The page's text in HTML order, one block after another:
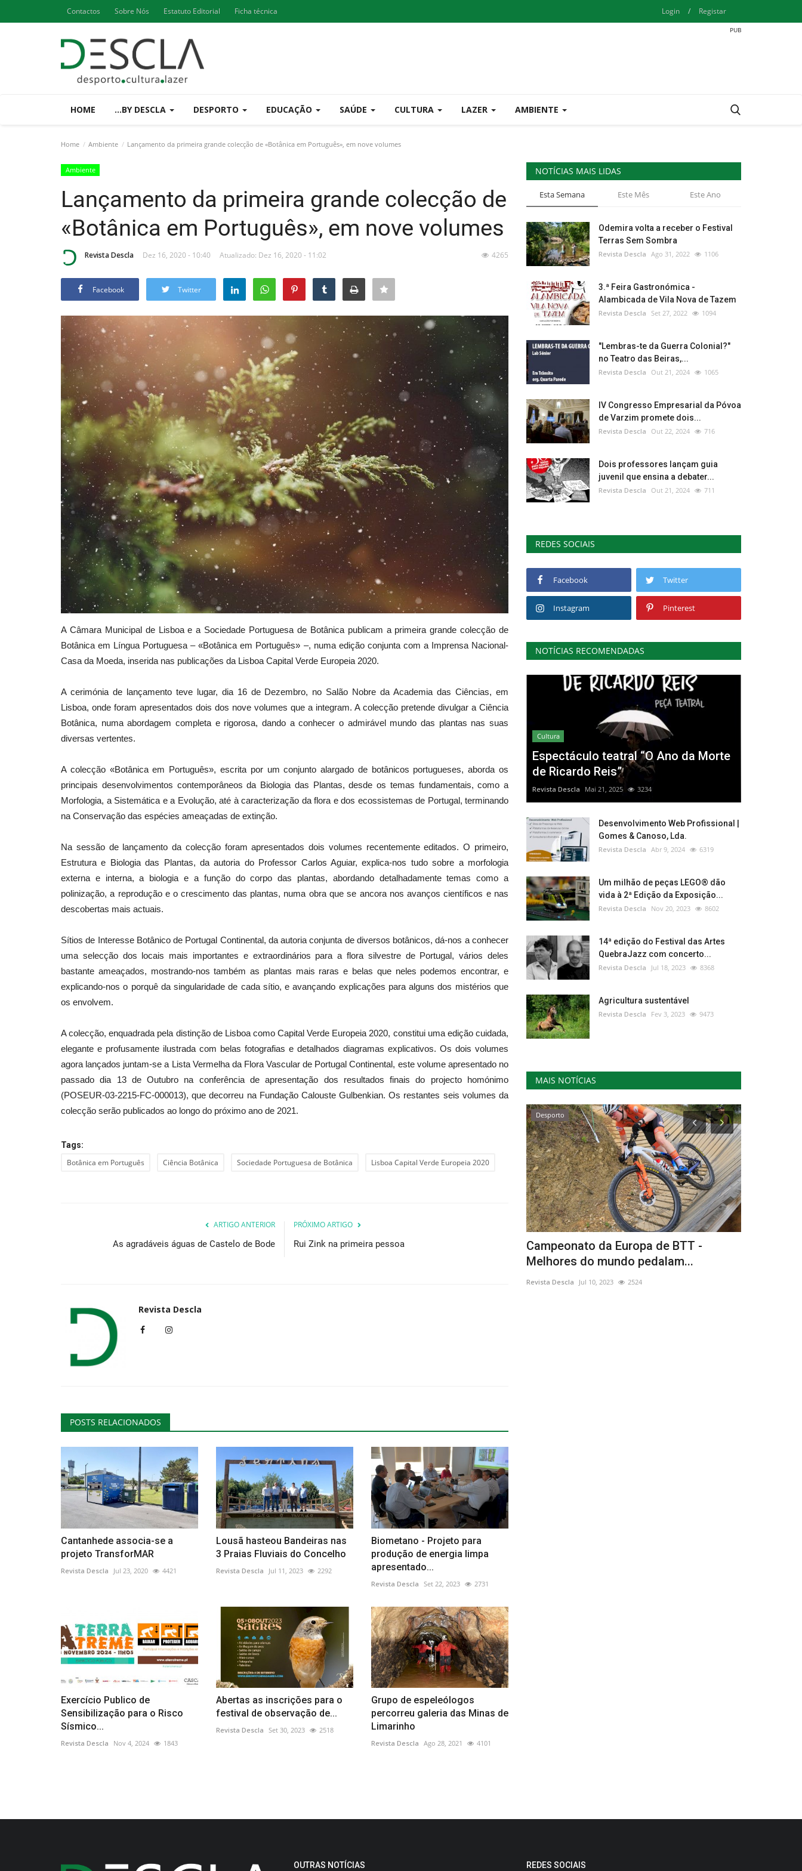
Contactos Sobre Nós Estatuto Editorial Ficha técnica Login / Registar
HOME ...BY DESCLA DESPORTO EDUCAÇÃO SAÚDE CULTURA LAZER AMBIENTE
Home Ambiente Lançamento da primeira grande colecção de «Botânica em Português», em nove volumes
Ambiente
Lançamento da primeira grande colecção de
«Botânica em Português», em nove volumes
Revista Descla Dez 16, 2020 - 10:40 Atualizado: Dez 16, 2020 - 11:02 4265
Facebook Twitter
A Câmara Municipal de Lisboa e a Sociedade Portuguesa de Botânica publicam a primeira grande colecção de
Botânica em Língua Portuguesa – «Botânica em Português» –, numa edição conjunta com a Imprensa Nacional-
Casa da Moeda, inserida nas publicações da Lisboa Capital Verde Europeia 2020.
A cerimónia de lançamento teve lugar, dia 16 de Dezembro, no Salão Nobre da Academia das Ciências, em
Lisboa, onde foram apresentados dois dos nove volumes que a integram. A colecção pretende divulgar a Ciência
Botânica, numa abordagem completa e rigorosa, dando a conhecer o admirável mundo das plantas nas suas
diversas vertentes.
A colecção «Botânica em Português», escrita por um conjunto alargado de botânicos portugueses, aborda os
principais desenvolvimentos contemporâneos da Biologia das Plantas, desde os temas fundamentais, como a
Morfologia, a Sistemática e a Evolução, até à caracterização da flora e dos ecossistemas de Portugal, terminando
na Conservação das espécies ameaçadas de extinção.
Na sessão de lançamento da colecção foram apresentados dois volumes recentemente editados. O primeiro,
Estrutura e Biologia das Plantas, da autoria do Professor Carlos Aguiar, explica-nos tudo sobre a morfologia
externa e interna, a biologia e a função do corpo das plantas, abordando detalhadamente temas como a
polinização, a reprodução e o crescimento das plantas, numa obra que se ancora nos avanços científicos e nas
descobertas mais actuais.
Sítios de Interesse Botânico de Portugal Continental, da autoria conjunta de diversos botânicos, dá-nos a conhecer
uma selecção dos locais mais importantes e extraordinários para a flora silvestre de Portugal, vários deles
bastante ameaçados, mostrando-nos também as plantas mais raras e belas que neles podemos encontrar, e
explicando-nos o porquê da singularidade de cada sítio, e avançando explicações para alguns dos mistérios que
os envolvem.
A colecção, enquadrada pela distinção de Lisboa como Capital Verde Europeia 2020, constitui uma edição cuidada,
elegante e profusamente ilustrada com belas fotografias e detalhados diagramas explicativos. Os dois volumes
agora lançados juntam-se a Lista Vermelha da Flora Vascular de Portugal Continental, este volume apresentado no
passado dia 13 de Outubro na conferência de apresentação dos resultados finais do projecto homónimo
(POSEUR-03-2215-FC-000013), que decorreu na Fundação Calouste Gulbenkian. Os restantes seis volumes da
colecção serão publicados ao longo do próximo ano de 2021.
Tags:
Botânica em Português Ciência Botânica Sociedade Portuguesa de Botânica Lisboa Capital Verde Europeia 2020
ARTIGO ANTERIOR
As agradáveis águas de Castelo de Bode
PRÓXIMO ARTIGO
Rui Zink na primeira pessoa
Revista Descla
POSTS RELACIONADOS
Cantanhede associa-se a
projeto TransforMAR
Revista Descla Jul 23, 2020 4421
Lousã hasteou Bandeiras nas
3 Praias Fluviais do Concelho
Revista Descla Jul 11, 2023 2292
Biometano - Projeto para
produção de energia limpa
apresentado...
Revista Descla Set 22, 2023 2731
Exercício Publico de
Sensibilização para o Risco
Sísmico...
Revista Descla Nov 4, 2024 1843
Abertas as inscrições para o
festival de observação de...
Revista Descla Set 30, 2023 2518
Grupo de espeleólogos
percorreu galeria das Minas de
Limarinho
Revista Descla Ago 28, 2021 4101
NOTÍCIAS MAIS LIDAS
Esta Semana Este Mês Este Ano
Odemira volta a receber o Festival
Terras Sem Sombra
Revista Descla Ago 31, 2022 1106
3.ª Feira Gastronómica -
Alambicada de Vila Nova de Tazem
Revista Descla Set 27, 2022 1094
"Lembras-te da Guerra Colonial?"
no Teatro das Beiras,...
Revista Descla Out 21, 2024 1065
IV Congresso Empresarial da Póvoa
de Varzim promete dois...
Revista Descla Out 22, 2024 716
Dois professores lançam guia
juvenil que ensina a debater...
Revista Descla Out 21, 2024 711
REDES SOCIAIS
Facebook Twitter
Instagram Pinterest
NOTÍCIAS RECOMENDADAS
Cultura
Espectáculo teatral “O Ano da Morte
de Ricardo Reis”
Revista Descla Mai 21, 2025 3234
Desenvolvimento Web Profissional |
Gomes & Canoso, Lda.
Revista Descla Abr 9, 2024 6319
Um milhão de peças LEGO® dão
vida à 2ª Edição da Exposição...
Revista Descla Nov 20, 2023 8602
14ª edição do Festival das Artes
QuebraJazz com concerto...
Revista Descla Jul 18, 2023 8368
Agricultura sustentável
Revista Descla Fev 3, 2023 9473
MAIS NOTÍCIAS
Cultura
Fundação Eugénio de Almeida acolhe
Vendas Novas vive a alegria dos
Desporto
Campeonato da Europa de BTT -
Melhores do mundo pedalam...
Revista Descla Jul 10, 2023 2524
OUTRAS NOTÍCIAS REDES SOCIAIS